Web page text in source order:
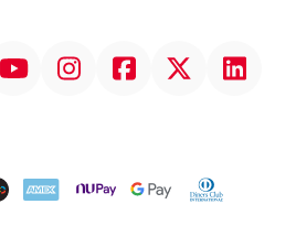
InstagramFacebookTwitter Linkedin
AMEX NuPay Google PayDiners Club